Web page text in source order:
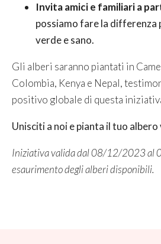
Invita amici e familiari a
possiamo fare la differenza
verde e sano.
Gli alberi saranno piantati in
Colombia, Kenya e Nepal,
positivo globale di questa
Unisciti a noi e pianta il tuo
Iniziativa valida dal 08/12/2023 al
esaurimento degli alberi disponibili.